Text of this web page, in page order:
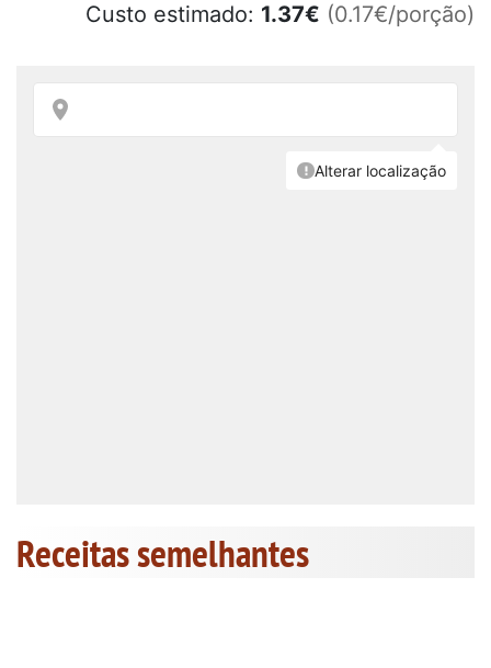
Custo estimado: 1.37€ (0.17€/porção)
Receitas semelhantes